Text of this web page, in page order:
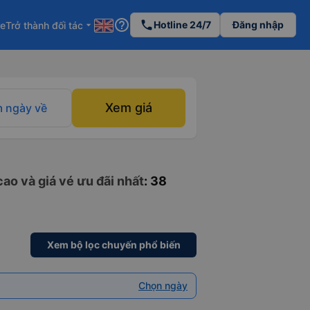
Trở thành đối tác arrow_drop_down help_outline phoneHotline 24/7 Đăng nhập
ngày về Xem giá
và giá vé ưu đãi nhất: 38
Xem bộ lọc chuyến phổ biến
Chọn ngày